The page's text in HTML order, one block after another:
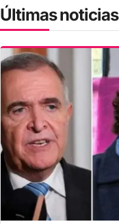
Últimas noticias